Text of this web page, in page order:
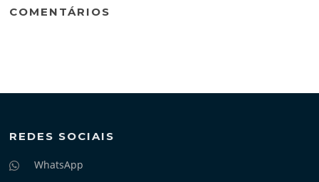
COMENTÁRIOS
REDES SOCIAIS
WhatsApp